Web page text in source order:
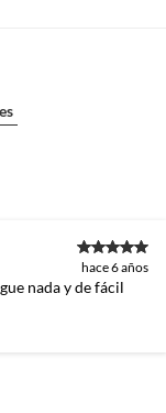
hace 6 años
nada y de fácil